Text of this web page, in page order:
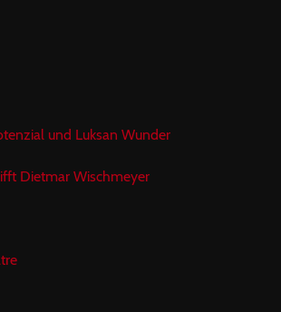
und Luksan Wunder
Dietmar Wischmeyer